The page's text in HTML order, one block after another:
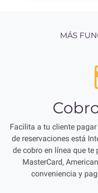
MÁS
Facilita a tu cliente
de reservaciones está
de cobro en línea que te
MasterCard,
conveniencia y